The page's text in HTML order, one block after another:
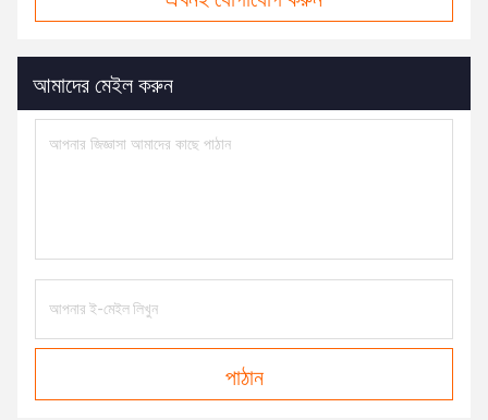
আমাদের মেইল করুন
পাঠান